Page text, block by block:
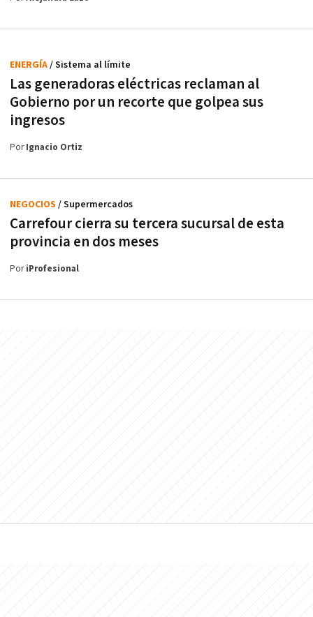
Las generadoras eléctricas reclaman al
Gobierno por un recorte que golpea sus
ingresos
ENERGÍA/ Sistema al límite
PorIgnacio Ortiz
Carrefour cierra su tercera sucursal de esta
provincia en dos meses
NEGOCIOS / Supermercados
PoriProfesional